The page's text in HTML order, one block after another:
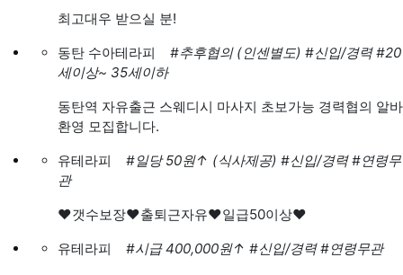
최고대우 받으실 분!
동탄 수아테라피
#추후협의 (인센별도) #신입/경력 #20
세이상~ 35세이하
동탄역 자유출근 스웨디시 마사지 초보가능 경력협의 알바
환영 모집합니다.
유테라피
#일당 50원↑ (식사제공) #신입/경력 #연령무
관
♥갯수보장♥출퇴근자유♥일급50이상♥
유테라피
#시급 400,000원↑ #신입/경력 #연령무관